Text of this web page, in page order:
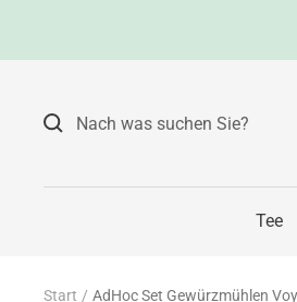
Tee
Start AdHoc Set Gewürzmühlen